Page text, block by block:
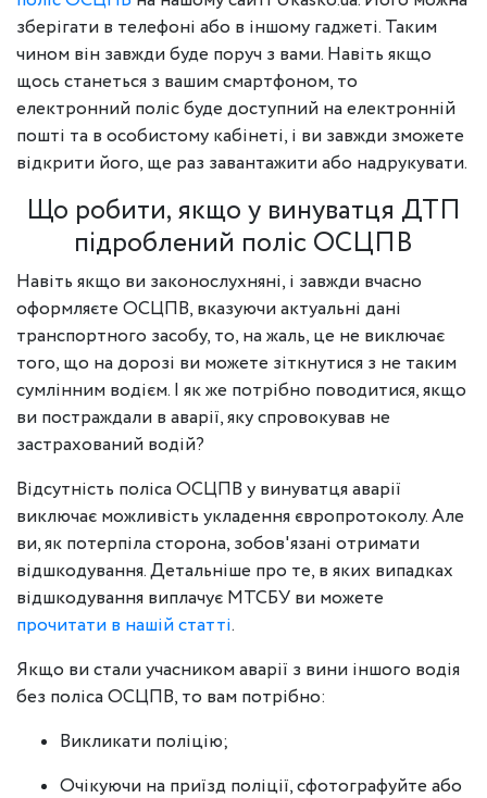
зберігати в телефоні або в іншому гаджеті. Таким
чином він завжди буде поруч з вами. Навіть якщо
щось станеться з вашим смартфоном, то
електронний поліс буде доступний на електронній
пошті та в особистому кабінеті, і ви завжди зможете
відкрити його, ще раз завантажити або надрукувати.
Що робити, якщо у винуватця ДТП
підроблений поліс ОСЦПВ
Навіть якщо ви законослухняні, і завжди вчасно
оформляєте ОСЦПВ, вказуючи актуальні дані
транспортного засобу, то, на жаль, це не виключає
того, що на дорозі ви можете зіткнутися з не таким
сумлінним водієм. І як же потрібно поводитися, якщо
ви постраждали в аварії, яку спровокував не
застрахований водій?
Відсутність поліса ОСЦПВ у винуватця аварії
виключає можливість укладення європротоколу. Але
ви, як потерпіла сторона, зобов'язані отримати
відшкодування. Детальніше про те, в яких випадках
відшкодування виплачує МТСБУ ви можете
прочитати в нашій статті.
Якщо ви стали учасником аварії з вини іншого водія
без поліса ОСЦПВ, то вам потрібно:
Викликати поліцію;
Очікуючи на приїзд поліції, сфотографуйте або